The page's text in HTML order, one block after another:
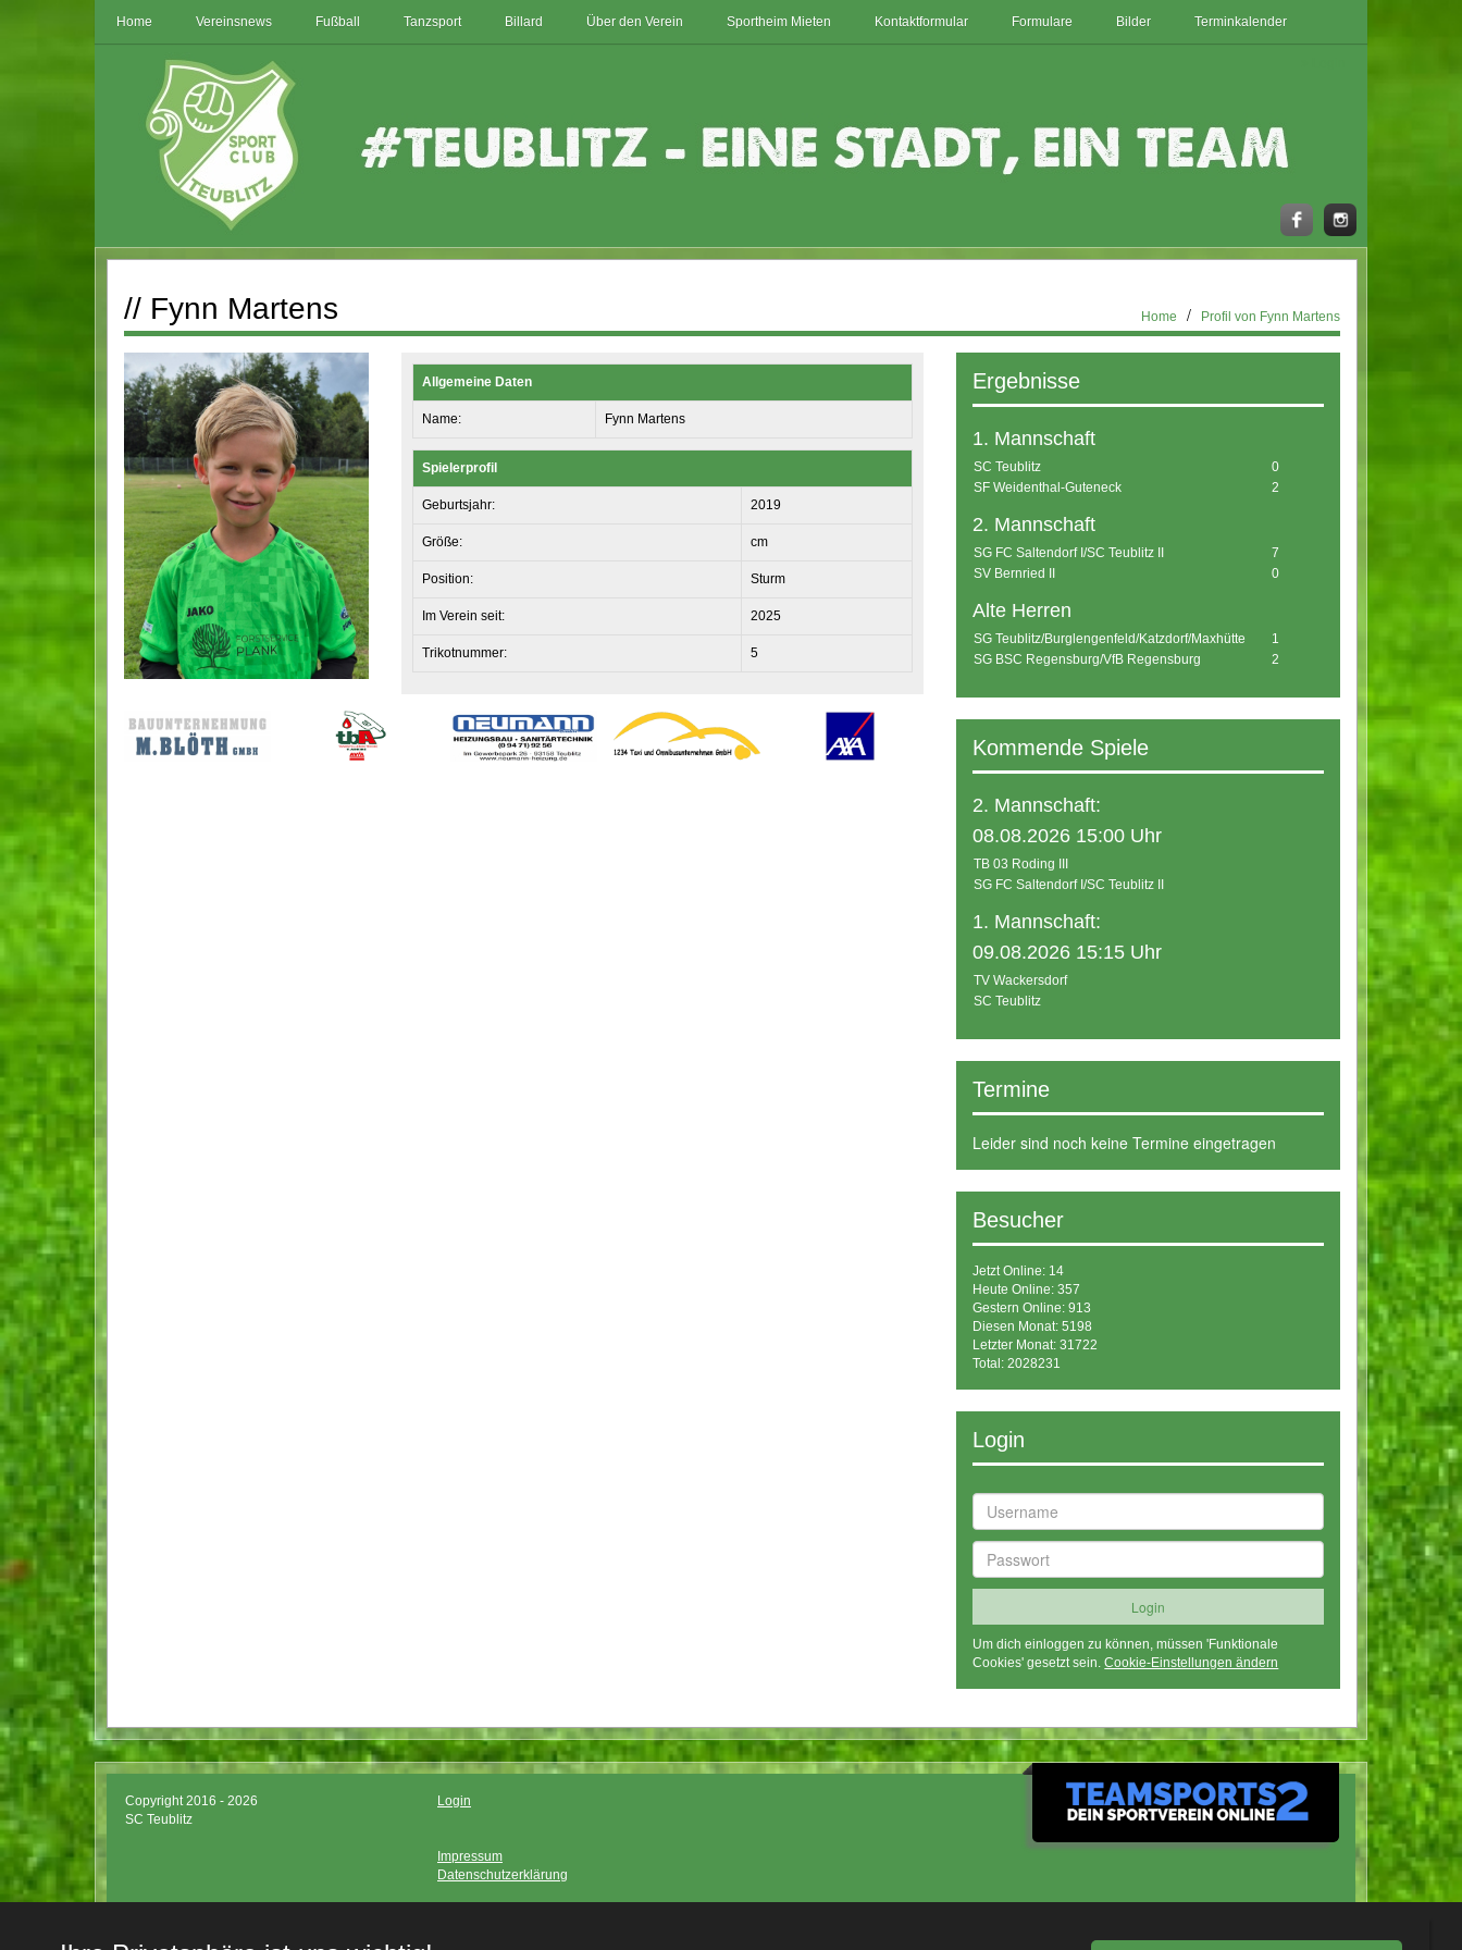
Home Vereinsnews Fußball Tanzsport Billard Über den Verein Sportheim Mieten Kontaktformular Formulare Bilder Terminkalender
// Fynn Martens Home Profil von Fynn Martens
Allgemeine Daten
Name: Fynn Martens
Spielerprofil
Geburtsjahr: 2019
Größe: cm
Position: Sturm
Im Verein seit: 2025
Trikotnummer: 5
Ergebnisse
1. Mannschaft
SC Teublitz
0
SF Weidenthal-Guteneck
2
2. Mannschaft
SG FC Saltendorf I/SC Teublitz II
7
SV Bernried II
0
Alte Herren
SG Teublitz/Burglengenfeld/Katzdorf/Maxhütte
1
SG BSC Regensburg/VfB Regensburg
2
Kommende Spiele
2. Mannschaft:
08.08.2026 15:00 Uhr
TB 03 Roding III
SG FC Saltendorf I/SC Teublitz II
1. Mannschaft:
09.08.2026 15:15 Uhr
TV Wackersdorf
SC Teublitz
Termine
Leider sind noch keine Termine eingetragen
Besucher
Jetzt Online: 14
Heute Online: 357
Gestern Online: 913
Diesen Monat: 5198
Letzter Monat: 31722
Total: 2028231
Login
Um dich einloggen zu können, müssen 'Funktionale
Cookies' gesetzt sein.Cookie-Einstellungen ändern
Copyright 2016 - 2026
SC Teublitz
Login
Impressum
Datenschutzerklärung